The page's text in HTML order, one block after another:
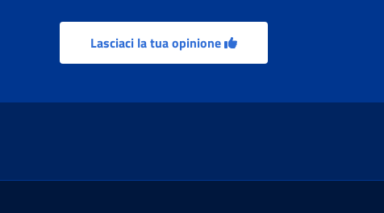
Lasciaci la tua opinione